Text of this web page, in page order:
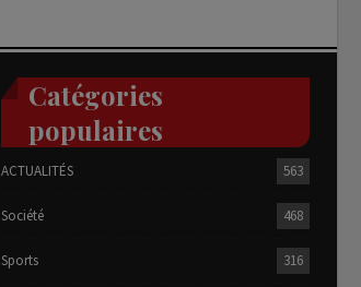
Catégories
populaires
ACTUALITÉS 563
Société 468
Sports 316